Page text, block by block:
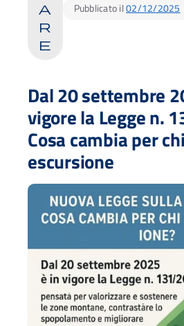
a
r
e
Pubblicato il02/12/2025
Dal 20 settembre
vigore la Legge n.
Cosa cambia per
escursione